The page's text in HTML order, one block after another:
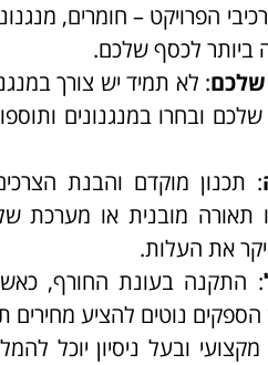
הפרויקט – חומרים,
ביותר לכסף שלכם.
שלכם: לא תמיד יש צורך
ובחרו במנגנונים
: תכנון מוקדם והבנת
מובנית או מערכת
את העלות.
: התקנה בעונת החורף, כאשר
נוטים להציע מחירים
ובעל ניסיון יוכל